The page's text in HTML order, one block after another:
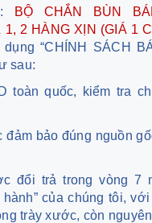
BỘ CHẮN BÙN
1, 2 HÀNG XỊN (GIÁ 1
“CHÍNH SÁCH
sau:
toàn quốc, kiểm tra
đảm bảo đúng nguồn
đổi trả trong vòng 7
hành” của chúng tôi,
trày xước, còn